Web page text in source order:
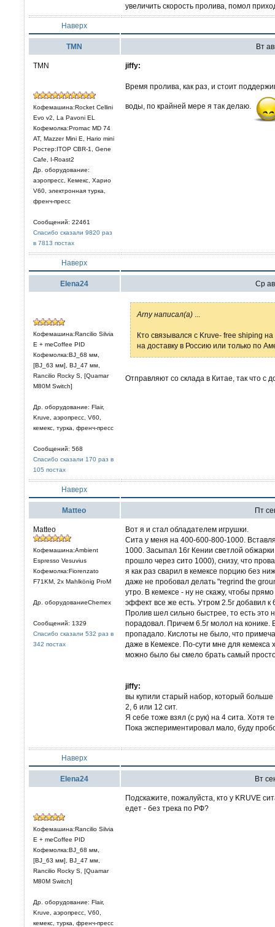
увеличить скорость пролива, помол
Наверх
TMN Вт
TMN
Кофемашина:Rocket Cellini
Evo v2, La Pavoni EL
Кофемолка:Promac MD 74
AT, Mazzer Mini E, Hario mini
Ростер:ITOP CBR-1, Gene
Cafe, I-Roast2
Др. оборудование:
аэропресс, Кемекс, Харио
V60, электронная турка,
френч-пресс
Сообщений: 22461
Спасибо сказали 9820 раз
в 7813 постах
jiffy:
Время пролива, как раз, и стоит
воды, по крайней мере я так делаю.
Наверх
Elena24 Ср
Кофемашина:Rancilio Silvia
E + meCoffee PID
Кофемолка:BJ_68 мм,
[BJ_63 мм], BJ_47 мм,
Rancilio Rocky S, [Quamar
M80M Switch]
Др. оборудование: Flair,
Kruve, аэропресс, V60,
кемекс, турка, френч-пресс
Сообщений: 568
Спасибо сказали 170 раз в
105 постах
Arny написал(а)
Кто связывался с Kruve- free shiping
на доставку в Россию или только по
Отправляют со склада в Китае, так что с
Наверх
Matteo Пт
Matteo
Кофемашина:Ambient
Espresso Vesuvius
Кофемолка:Fiorenzato
F71KM, 2x Mahlkönig ProM
Др. оборудованиеChemex
Сообщений: 1329
Спасибо сказали 532 раз в
342 постах
Вот я и стал обладателем игрушки.
Сита у меня на 400-600-800-1000.
1000. Засыпал 16г Кении светлой
прошло через сито 1000), снизу, что
я как раз сварил в кемексе порцию без
даже не пробовал делать "regrind the
утро. В кемексе - ну не скажу, чтобы
эффект все же есть. Утром 2.5г добавил к
Пролив шел сильно быстрее, то есть это
порадовал. Причем 6.5г молол на конике.
пропадало. Кислоты не было, что
даже в Кемексе. По-сути мне для кемекса
можно было бы смело брать самый
jiffy:
вы купили старый набор, который
2, 6 или 12 сит.
Я себе тоже взял (с рук) на 4 сита. Хотя
Пока экспериментировал мало, буду
Наверх
Elena24 Вт
Кофемашина:Rancilio Silvia
E + meCoffee PID
Кофемолка:BJ_68 мм,
[BJ_63 мм], BJ_47 мм,
Rancilio Rocky S, [Quamar
M80M Switch]
Др. оборудование: Flair,
Kruve, аэропресс, V60,
кемекс, турка, френч-пресс
Подскажите, пожалуйста, кто у KRUVE
едет - без трека по РФ?